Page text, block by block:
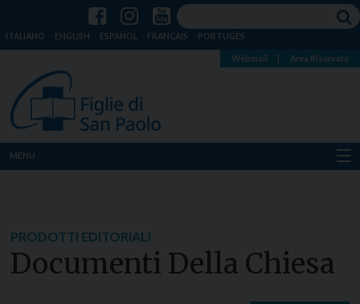
ITALIANO ENGLISH ESPAÑOL FRANÇAIS PORTUGÊS
Webmail Area Riservata
MENU
Notizie
PRODOTTI EDITORIALI
Documenti Della Chiesa